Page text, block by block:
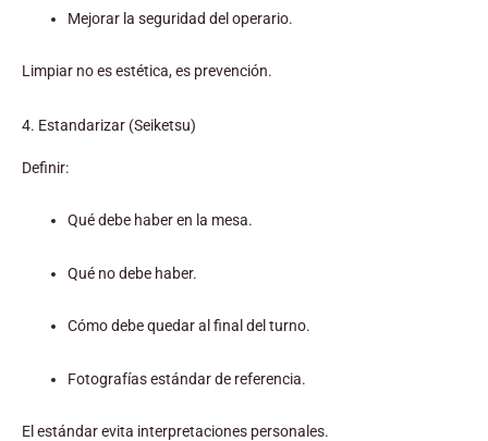
Mejorar la seguridad del operario.
Limpiar no es estética, es prevención.
4. Estandarizar (Seiketsu)
Definir:
Qué debe haber en la mesa.
Qué no debe haber.
Cómo debe quedar al final del turno.
Fotografías estándar de referencia.
El estándar evita interpretaciones personales.